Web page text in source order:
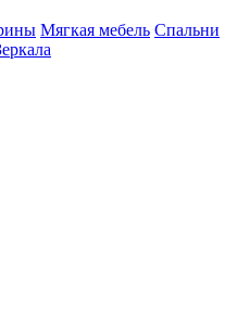
Мягкая мебель Спальни